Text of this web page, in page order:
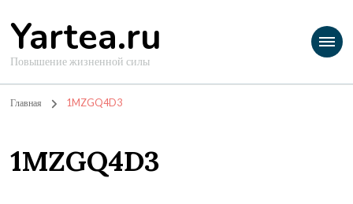
Yartea.ru
Повышение жизненной силы
Главная 1MZGQ4D3
1MZGQ4D3